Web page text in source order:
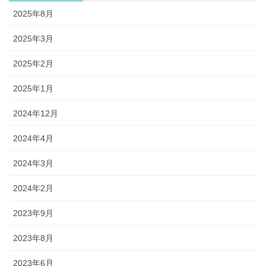
2025年8月
2025年3月
2025年2月
2025年1月
2024年12月
2024年4月
2024年3月
2024年2月
2023年9月
2023年8月
2023年6月